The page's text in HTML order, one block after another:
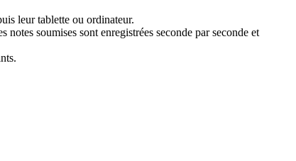
leur tablette ou ordinateur.
soumises sont enregistrées seconde par seconde et